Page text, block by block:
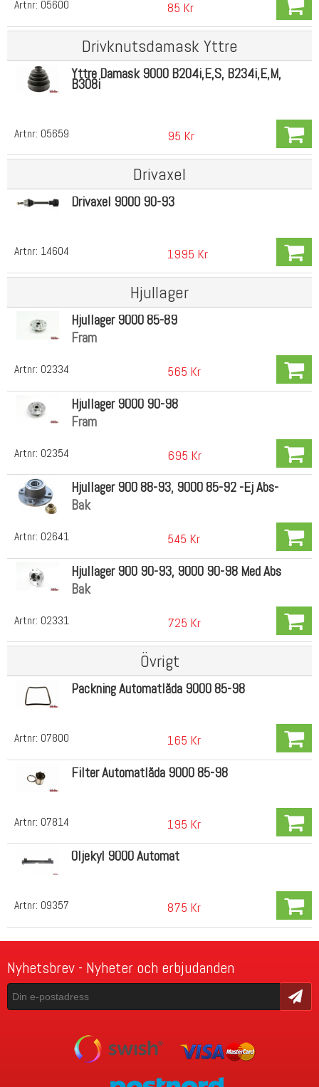
Artnr: 05600 85 Kr
Drivknutsdamask Yttre
Artnr: 05659
Yttre Damask 9000 B204i,E,S, B234i,E,M,
B308i
95 Kr
Drivaxel
Artnr: 14604
Drivaxel 9000 90-93
1995 Kr
Hjullager
Artnr: 02334
Hjullager 9000 85-89
Fram
565 Kr
Artnr: 02354
Hjullager 9000 90-98
Fram
695 Kr
Artnr: 02641
Hjullager 900 88-93, 9000 85-92 -Ej Abs-
Bak
545 Kr
Artnr: 02331
Hjullager 900 90-93, 9000 90-98 Med Abs
Bak
725 Kr
Övrigt
Artnr: 07800
Packning Automatlåda 9000 85-98
165 Kr
Artnr: 07814
Filter Automatlåda 9000 85-98
195 Kr
Artnr: 09357
Oljekyl 9000 Automat
875 Kr
Nyhetsbrev - Nyheter och erbjudanden
Skicka